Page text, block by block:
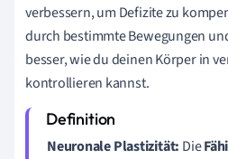
verbessern, um Defizite zu
durch bestimmte Bewegungen
besser, wie du deinen Körper in
kontrollieren kannst.
Neuronale Plastizität: Die